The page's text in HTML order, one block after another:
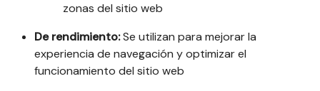
zonas del sitio web
De rendimiento:Se utilizan para mejorar la
experiencia de navegación y optimizar el
funcionamiento del sitio web